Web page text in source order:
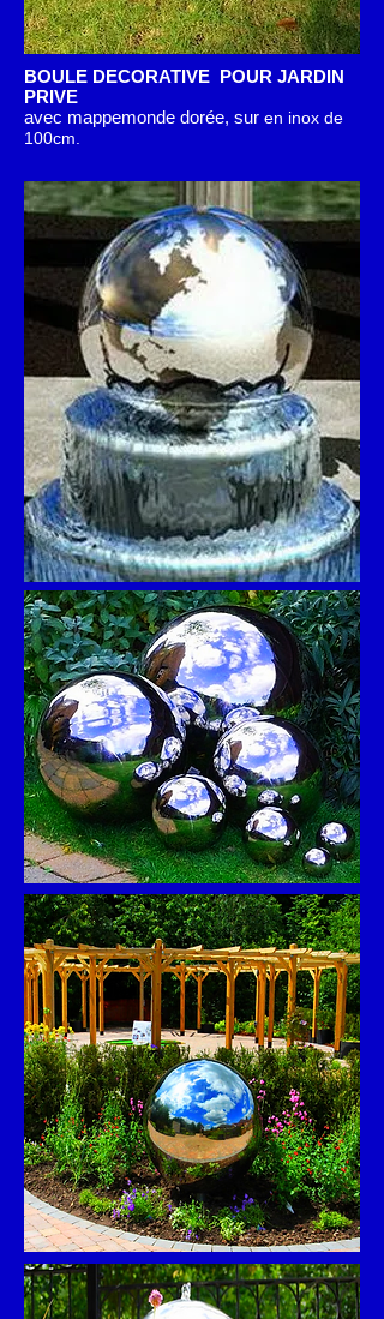
BOULE DECORATIVE POUR JARDIN
PRIVE
avec mappemonde dorée, sur en inox de
100cm